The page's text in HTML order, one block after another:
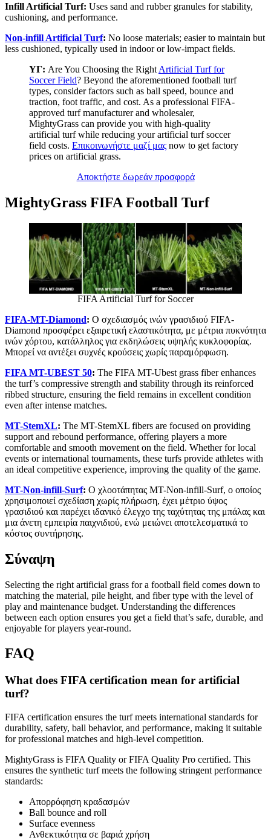
Infill Artificial Turf: Uses sand and rubber granules for stability,
cushioning, and performance.
Non-infill Artificial Turf: No loose materials; easier to maintain but
less cushioned, typically used in indoor or low-impact fields.
ΥΓ: Are You Choosing the Right Artificial Turf for
Soccer Field? Beyond the aforementioned football turf
types, consider factors such as ball speed, bounce and
traction, foot traffic, and cost. As a professional FIFA-
approved turf manufacturer and wholesaler,
MightyGrass can provide you with high-quality
artificial turf while reducing your artificial turf soccer
field costs. Επικοινωνήστε μαζί μας now to get factory
prices on artificial grass.
Αποκτήστε δωρεάν προσφορά
MightyGrass FIFA Football Turf
FIFA Artificial Turf for Soccer
FIFA-MT-Diamond: Ο σχεδιασμός ινών γρασιδιού FIFA-
Diamond προσφέρει εξαιρετική ελαστικότητα, με μέτρια πυκνότητα
ινών χόρτου, κατάλληλος για εκδηλώσεις υψηλής κυκλοφορίας.
Μπορεί να αντέξει συχνές κρούσεις χωρίς παραμόρφωση.
FIFA MT-UBEST 50: The FIFA MT-Ubest grass fiber enhances
the turf’s compressive strength and stability through its reinforced
ribbed structure, ensuring the field remains in excellent condition
even after intense matches.
MT-StemXL: The MT-StemXL fibers are focused on providing
support and rebound performance, offering players a more
comfortable and smooth movement on the field. Whether for local
events or international tournaments, these turfs provide athletes with
an ideal competitive experience, improving the quality of the game.
MT-Non-infill-Surf: Ο χλοοτάπητας MT-Non-infill-Surf, ο οποίος
χρησιμοποιεί σχεδίαση χωρίς πλήρωση, έχει μέτριο ύψος
γρασιδιού και παρέχει ιδανικό έλεγχο της ταχύτητας της μπάλας και
μια άνετη εμπειρία παιχνιδιού, ενώ μειώνει αποτελεσματικά το
κόστος συντήρησης.
Σύναψη
Selecting the right artificial grass for a football field comes down to
matching the material, pile height, and fiber type with the level of
play and maintenance budget. Understanding the differences
between each option ensures you get a field that’s safe, durable, and
enjoyable for players year-round.
FAQ
What does FIFA certification mean for artificial
turf?
FIFA certification ensures the turf meets international standards for
durability, safety, ball behavior, and performance, making it suitable
for professional matches and high-level competition.
MightyGrass is FIFA Quality or FIFA Quality Pro certified. This
ensures the synthetic turf meets the following stringent performance
standards:
Απορρόφηση κραδασμών
Ball bounce and roll
Surface evenness
Ανθεκτικότητα σε βαριά χρήση